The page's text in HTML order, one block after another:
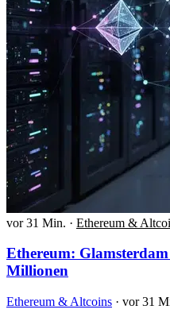
vor 31 Min. · Ethereum &
Ethereum:
Millionen
Ethereum & Altcoins · vor 31